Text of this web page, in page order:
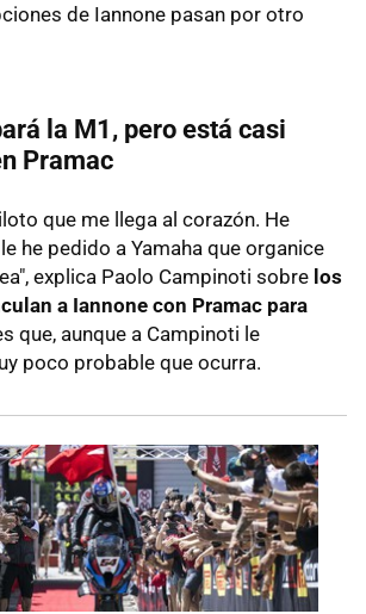
de Iannone pasan por otro
la M1, pero está casi
Pramac
que me llega al corazón. He
he pedido a Yamaha que organice
explica Paolo Campinoti sobre los
a Iannone con Pramac para
que, aunque a Campinoti le
poco probable que ocurra.